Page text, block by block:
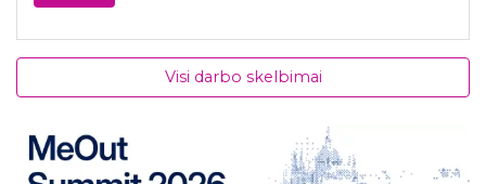
Visi darbo skelbimai